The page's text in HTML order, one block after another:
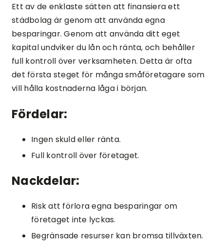
Ett av de enklaste sätten att finansiera ett
städbolag är genom att använda egna
besparingar. Genom att använda ditt eget
kapital undviker du lån och ränta, och behåller
full kontroll över verksamheten. Detta är ofta
det första steget för många småföretagare som
vill hålla kostnaderna låga i början.
Fördelar:
Ingen skuld eller ränta.
Full kontroll över företaget.
Nackdelar:
Risk att förlora egna besparingar om
företaget inte lyckas.
Begränsade resurser kan bromsa tillväxten.